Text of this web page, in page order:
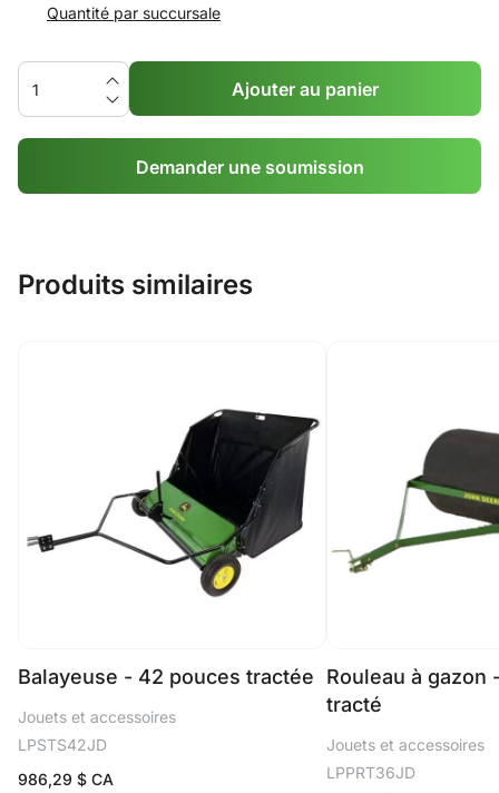
Quantité par succursale
Ajouter au panier
Demander une soumission
Produits similaires
Balayeuse - 42 pouces tractée
Jouets et accessoires
LPSTS42JD
986,29 $ CA
Rouleau à gazon
tracté
Jouets et accessoires
LPPRT36JD